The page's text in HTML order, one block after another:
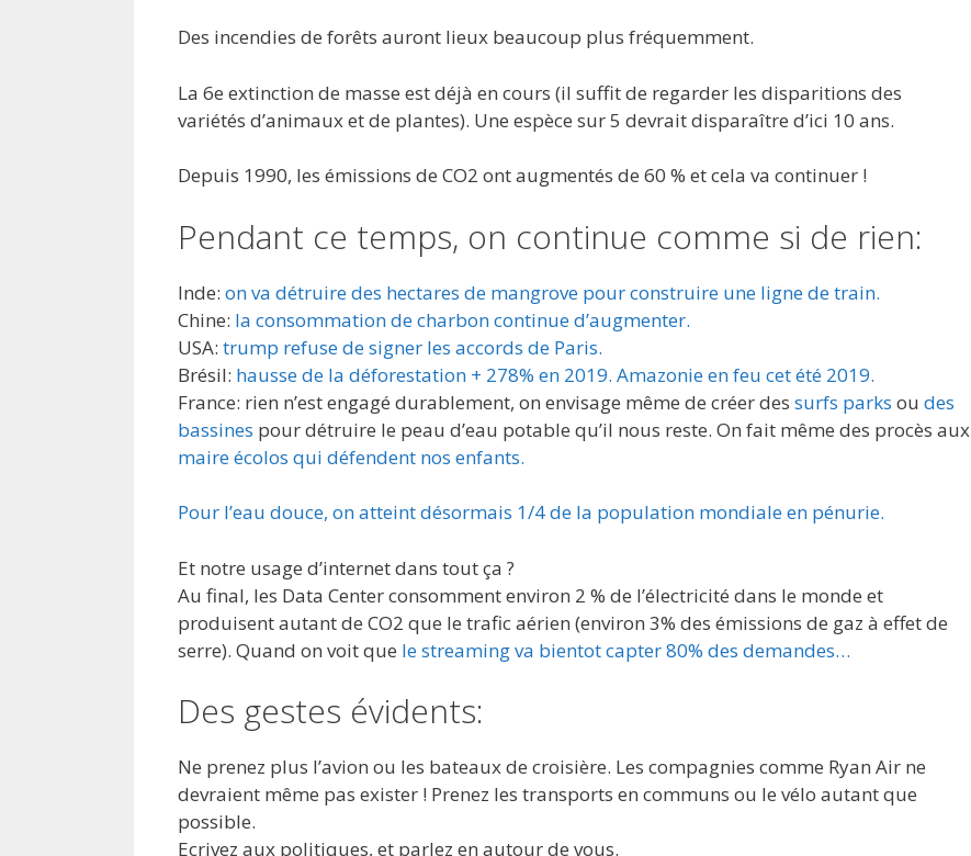
Des incendies de forêts auront lieux beaucoup plus fréquemment.
La 6e extinction de masse est déjà en cours (il suffit de regarder les disparitions des
variétés d’animaux et de plantes). Une espèce sur 5 devrait disparaître d’ici 10 ans.
Depuis 1990, les émissions de CO2 ont augmentés de 60 % et cela va continuer !
Pendant ce temps, on continue comme si de rien:
Inde: on va détruire des hectares de mangrove pour construire une ligne de train.
Chine: la consommation de charbon continue d’augmenter.
USA: trump refuse de signer les accords de Paris.
Brésil: hausse de la déforestation + 278% en 2019. Amazonie en feu cet été 2019.
France: rien n’est engagé durablement, on envisage même de créer des surfs parks ou des
bassines pour détruire le peau d’eau potable qu’il nous reste. On fait même des procès aux
maire écolos qui défendent nos enfants.
Pour l’eau douce, on atteint désormais 1/4 de la population mondiale en pénurie.
Et notre usage d’internet dans tout ça ?
Au final, les Data Center consomment environ 2 % de l’électricité dans le monde et
produisent autant de CO2 que le trafic aérien (environ 3% des émissions de gaz à effet de
serre). Quand on voit que le streaming va bientot capter 80% des demandes…
Des gestes évidents:
Ne prenez plus l’avion ou les bateaux de croisière. Les compagnies comme Ryan Air ne
devraient même pas exister ! Prenez les transports en communs ou le vélo autant que
possible.
Ecrivez aux politiques, et parlez en autour de vous.